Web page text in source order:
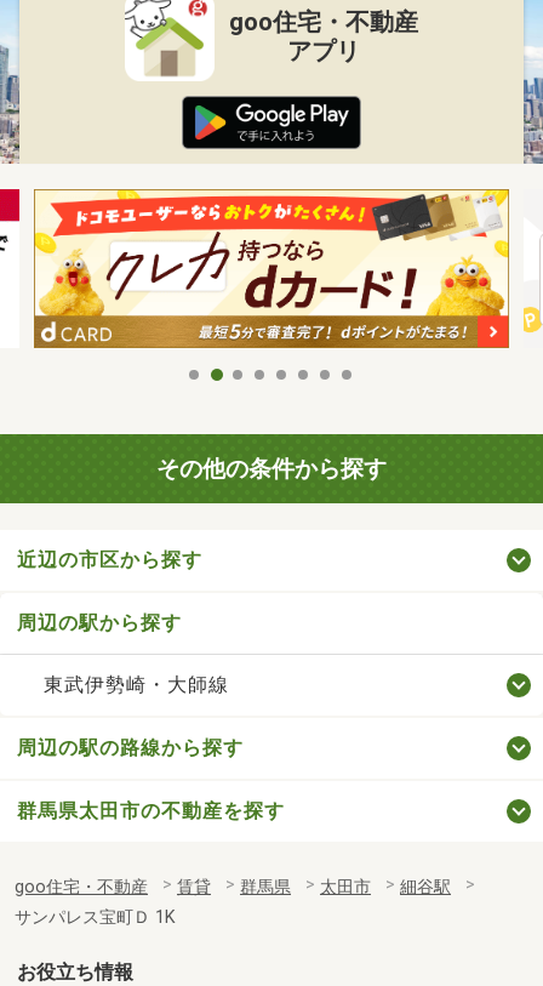
goo住宅・不動産
アプリ
その他の条件から探す
近辺の市区から探す
周辺の駅から探す
東武伊勢崎・大師線
周辺の駅の路線から探す
群馬県太田市の不動産を探す
goo住宅・不動産 賃貸 群馬県 太田市
細谷駅
サンパレス宝町Ｄ 1K
お役立ち情報